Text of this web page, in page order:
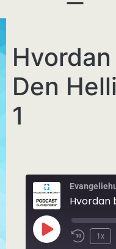
Den
1
Hvordan
1x